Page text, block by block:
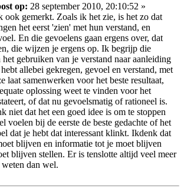
op: 28 september 2010, 20:10:52 »
ook gemerkt. Zoals ik het zie, is het zo dat
het eerst 'zien' met hun verstand, en
En die gevoelens gaan ergens over, dat
die wijzen je ergens op. Ik begrijp die
het gebruiken van je verstand naar aanleiding
allebei gekregen, gevoel en verstand, met
laat samenwerken voor het beste resultaat,
oplossing weet te vinden voor het
of dat nu gevoelsmatig of rationeel is.
niet dat het een goed idee is om te stoppen
voelen bij de eerste de beste gedachte of het
dat je hebt dat interessant klinkt. Ikdenk dat
blijven en informatie tot je moet blijven
blijven stellen. Er is tenslotte altijd veel meer
dan wel.